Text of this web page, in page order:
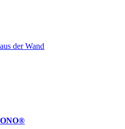
der Wand